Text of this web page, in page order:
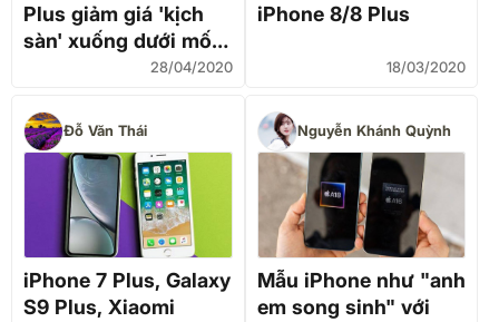
Plus giảm giá 'kịch
sàn' xuống dưới mốc
6 triệu đồng tại VN
28/04/2020
iPhone 8/8 Plus
18/03/2020
Đỗ Văn Thái
iPhone 7 Plus, Galaxy
S9 Plus, Xiaomi
Nguyễn Khánh Quỳnh
Mẫu iPhone như "anh
em song sinh" với